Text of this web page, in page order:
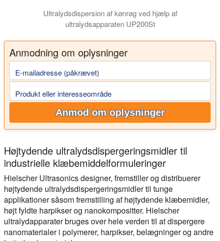
Ultralydsdispersion af kønrøg ved hjælp af
ultralydsapparaten UP200St
Anmodning om oplysninger
E-mailadresse (påkrævet)
Produkt eller interesseområde
Anmod om oplysninger
Højtydende ultralydsdispergeringsmidler til
industrielle klæbemiddelformuleringer
Hielscher Ultrasonics designer, fremstiller og distribuerer
højtydende ultralydsdispergeringsmidler til tunge
applikationer såsom fremstilling af højtydende klæbemidler,
højt fyldte harpikser og nanokompositter. Hielscher
ultralydapparater bruges over hele verden til at dispergere
nanomaterialer i polymerer, harpikser, belægninger og andre